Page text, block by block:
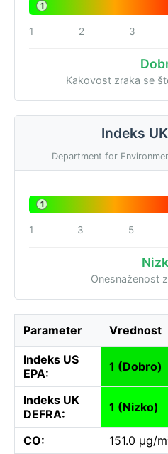
1
1 2 3
Kakovost zraka se
Indeks
Department for
1
1 3 5
Onesnaženost
Parameter Vrednost
Indeks US
EPA:
1 (Dobro)
Indeks UK
DEFRA:
1 (Nizko)
CO:
151.0 µg/